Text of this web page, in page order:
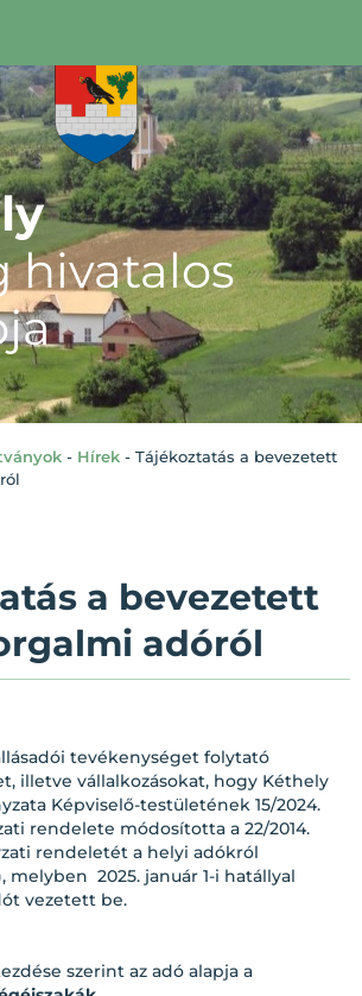
hivatalos
- Hírek - Tájékoztatás a bevezetett
a bevezetett
adóról
tevékenységet folytató
illetve vállalkozásokat, hogy Kéthely
Képviselő-testületének 15/2024.
rendelete módosította a 22/2014.
rendeletét a helyi adókról
melyben 2025. január 1-i hatállyal
vezetett be.
szerint az adó alapja a